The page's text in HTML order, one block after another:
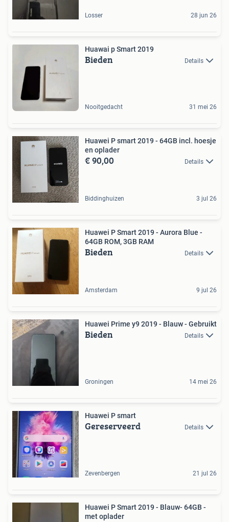
Losser 28 jun 26
Huawai p Smart 2019
Bieden Details
Nooitgedacht 31 mei 26
Huawei P smart 2019 - 64GB incl. hoesje
en oplader
€ 90,00 Details
Biddinghuizen 3 jul 26
Huawei P Smart 2019 - Aurora Blue -
64GB ROM, 3GB RAM
Bieden Details
Amsterdam 9 jul 26
Huawei Prime y9 2019 - Blauw - Gebruikt
Bieden Details
Groningen 14 mei 26
Huawei P smart
Gereserveerd Details
Zevenbergen 21 jul 26
Huawei P Smart 2019 - Blauw- 64GB -
met oplader